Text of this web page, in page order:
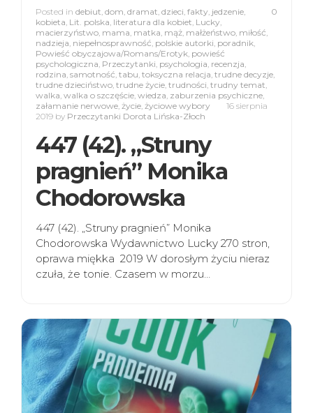
0
Posted in debiut, dom, dramat, dzieci, fakty, jedzenie,
kobieta, Lit. polska, literatura dla kobiet, Lucky,
macierzyństwo, mama, matka, mąż, małżeństwo, miłość,
nadzieja, niepełnosprawność, polskie autorki, poradnik,
Powieść obyczajowa/Romans/Erotyk, powieść
psychologiczna, Przeczytanki, psychologia, recenzja,
rodzina, samotność, tabu, toksyczna relacja, trudne decyzje,
trudne dzieciństwo, trudne życie, trudności, trudny temat,
walka, walka o szczęście, wiedza, zaburzenia psychiczne,
załamanie nerwowe, życie, życiowe wybory
16 sierpnia
2019 by Przeczytanki Dorota Lińska-Złoch
447 (42). „Struny
pragnień” Monika
Chodorowska
447 (42). „Struny pragnień” Monika
Chodorowska Wydawnictwo Lucky 270 stron,
oprawa miękka 2019 W dorosłym życiu nieraz
czuła, że tonie. Czasem w morzu…